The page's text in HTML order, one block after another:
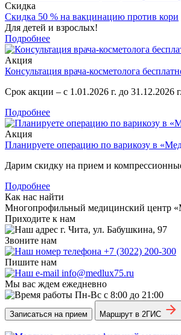
Скидка
Скидка 50 % на вакцинацию против кори
Для детей и взрослых!
Подробнее
Акция
Консультация врача-косметолога
Срок акции – с 1.01.2026 г. до 31.12.2026 г.
Подробнее
Акция
Планируете операцию по варикозу в
Дарим скидку на прием и
Подробнее
Как нас найти
Многопрофильный медицинский центр
Приходите к нам
г. Чита, ул. Бабушкина, 97
Звоните нам
+7 (3022) 200-300
Пишите нам
info@medlux75.ru
Мы вас ждем ежедневно
Пн-Вс с 8:00 до 21:00
Записаться на прием Маршрут в 2ГИС